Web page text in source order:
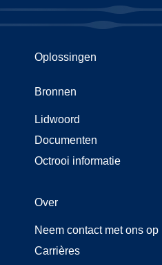
Oplossingen
Bronnen
Lidwoord
Documenten
Octrooi informatie
Over
Neem contact met ons op
Carrières